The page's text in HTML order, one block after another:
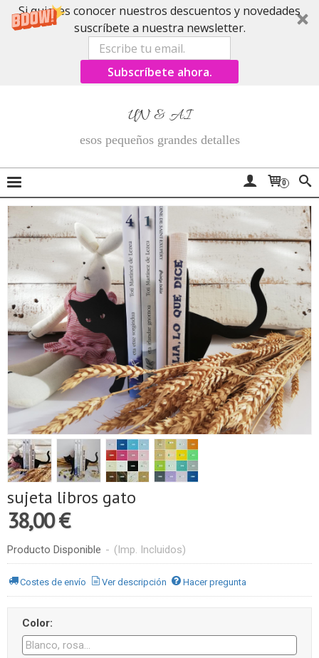
Si quieres conocer nuestros descuentos y novedades
suscríbete a nuestra newsletter.
Subscríbete ahora.
UN & AI
esos pequeños grandes detalles
0
sujeta libros gato
38,00 €
Producto Disponible - (Imp. Incluidos)
Costes de envío Ver descripción Hacer pregunta
Color: